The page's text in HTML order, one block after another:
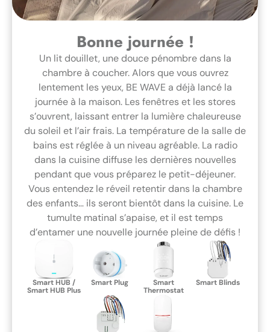
Bonne journée !
Un lit douillet, une douce pénombre dans la
chambre à coucher. Alors que vous ouvrez
lentement les yeux, BE WAVE a déjà lancé la
journée à la maison. Les fenêtres et les stores
s’ouvrent, laissant entrer la lumière chaleureuse
du soleil et l’air frais. La température de la salle de
bains est réglée à un niveau agréable. La radio
dans la cuisine diffuse les dernières nouvelles
pendant que vous préparez le petit-déjeuner.
Vous entendez le réveil retentir dans la chambre
des enfants… ils seront bientôt dans la cuisine. Le
tumulte matinal s’apaise, et il est temps
d’entamer une nouvelle journée pleine de défis !
Smart HUB /
Smart HUB Plus
Smart Plug
Smart
Thermostat
Smart Blinds